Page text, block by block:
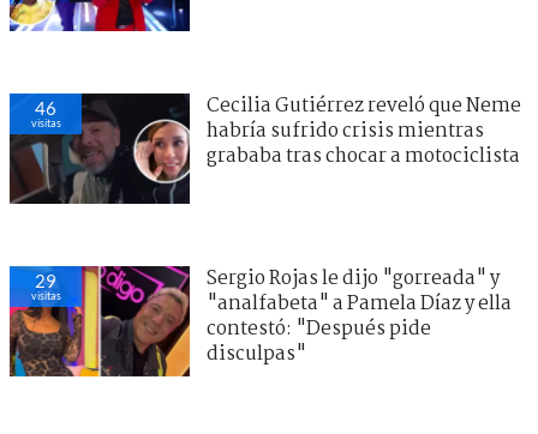
46
visitas
Cecilia Gutiérrez reveló que Neme
habría sufrido crisis mientras
grababa tras chocar a motociclista
29
visitas
Sergio Rojas le dijo "gorreada" y
"analfabeta" a Pamela Díaz y ella
contestó: "Después pide
disculpas"